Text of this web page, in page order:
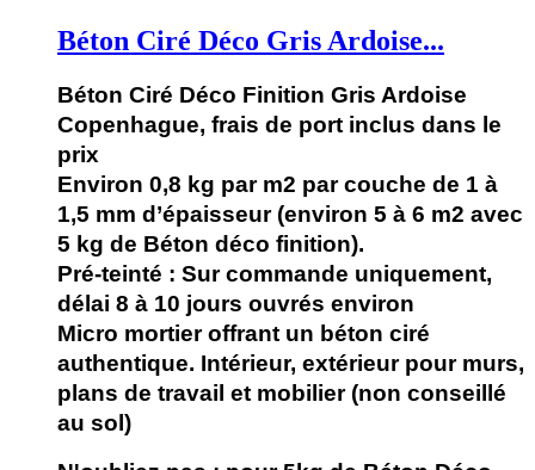
Béton Ciré Déco Gris Ardoise...
Béton Ciré Déco Finition Gris Ardoise
Copenhague, frais de port inclus dans le
prix
Environ 0,8 kg par m2 par couche de 1 à
1,5 mm d’épaisseur (environ 5 à 6 m2 avec
5 kg de Béton déco finition).
Pré-teinté : Sur commande uniquement,
délai 8 à 10 jours ouvrés environ
Micro mortier offrant un béton ciré
authentique. Intérieur, extérieur pour murs,
plans de travail et mobilier (non conseillé
au sol)